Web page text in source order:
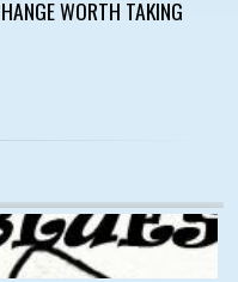
WORTH TAKING